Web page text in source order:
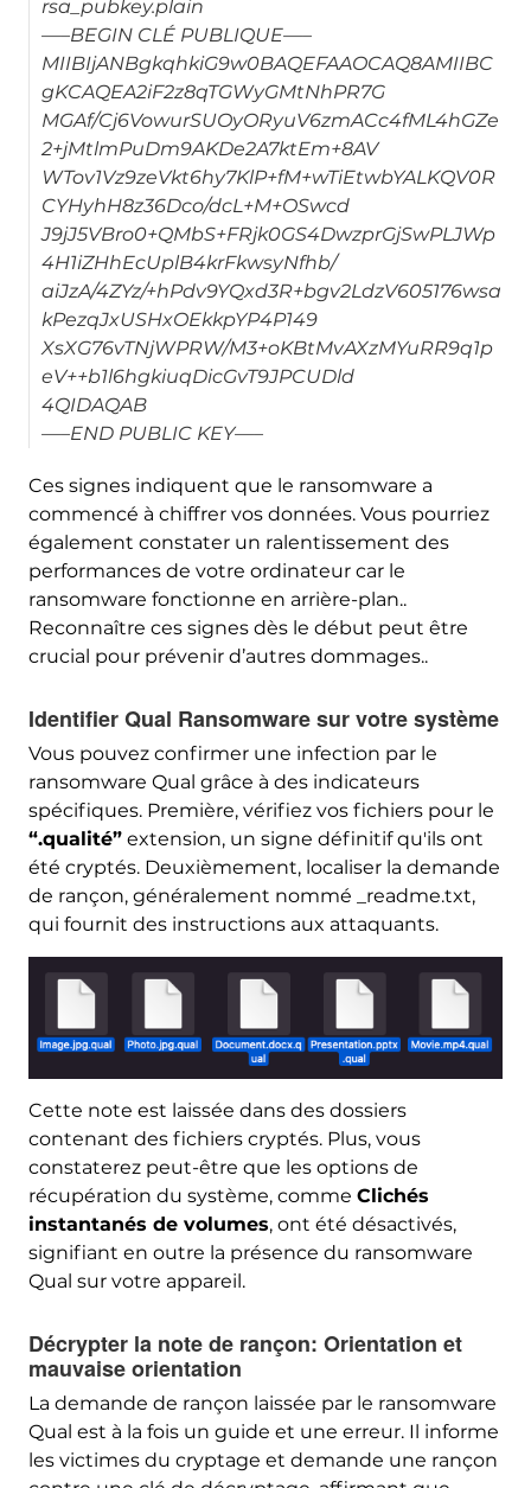
rsa_pubkey.plain
—–BEGIN CLÉ PUBLIQUE—–
MIIBIjANBgkqhkiG9w0BAQEFAAOCAQ8AMIIBC
gKCAQEA2iF2z8qTGWyGMtNhPR7G
MGAf/Cj6VowurSUOyORyuV6zmACc4fML4hGZe
2+jMtlmPuDm9AKDe2A7ktEm+8AV
WTov1Vz9zeVkt6hy7KlP+fM+wTiEtwbYALKQV0R
CYHyhH8z36Dco/dcL+M+OSwcd
J9jJ5VBro0+QMbS+FRjk0GS4DwzprGjSwPLJWp
4H1iZHhEcUplB4krFkwsyNfhb/
aiJzA/4ZYz/+hPdv9YQxd3R+bgv2LdzV605176wsa
kPezqJxUSHxOEkkpYP4P149
XsXG76vTNjWPRW/M3+oKBtMvAXzMYuRR9q1p
eV++b1l6hgkiuqDicGvT9JPCUDld
4QIDAQAB
—–END PUBLIC KEY—–
Ces signes indiquent que le ransomware a
commencé à chiffrer vos données. Vous pourriez
également constater un ralentissement des
performances de votre ordinateur car le
ransomware fonctionne en arrière-plan..
Reconnaître ces signes dès le début peut être
crucial pour prévenir d’autres dommages..
Identifier Qual Ransomware sur votre système
Vous pouvez confirmer une infection par le
ransomware Qual grâce à des indicateurs
spécifiques. Première, vérifiez vos fichiers pour le
“.qualité”extension, un signe définitif qu'ils ont
été cryptés. Deuxièmement, localiser la demande
de rançon, généralement nommé _readme.txt,
qui fournit des instructions aux attaquants.
Cette note est laissée dans des dossiers
contenant des fichiers cryptés. Plus, vous
constaterez peut-être que les options de
récupération du système, comme Clichés
instantanés de volumes, ont été désactivés,
signifiant en outre la présence du ransomware
Qual sur votre appareil.
Décrypter la note de rançon: Orientation et
mauvaise orientation
La demande de rançon laissée par le ransomware
Qual est à la fois un guide et une erreur. Il informe
les victimes du cryptage et demande une rançon